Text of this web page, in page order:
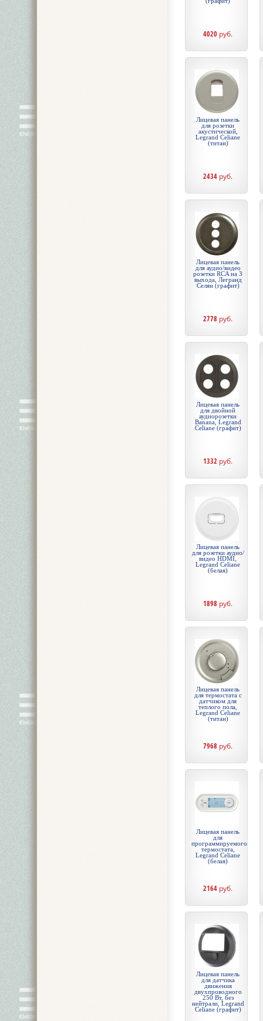
4020 руб.
Лицевая панель
для розетки
акустической,
Legrand Celiane
(титан)
2434 руб.
Лицевая панель
для аудио/видео
розетки RCA на 3
выхода, Легранд
Селян (графит)
2778 руб.
Лицевая панель
для двойной
аудиорозетки
Banana, Legrand
Celiane (графит)
1332 руб.
Лицевая панель
для розетки аудио/
видео HDMI,
Legrand Celiane
(белая)
1898 руб.
Лицевая панель
для термостата с
датчиком для
теплого пола,
Legrand Celiane
(титан)
7968 руб.
Лицевая панель
для
программируемого
термостата,
Legrand Celiane
(белая)
2164 руб.
Лицевая панель
для датчика
движения
двухпроводного
250 Вт, без
нейтрали, Legrand
Celiane (графит)